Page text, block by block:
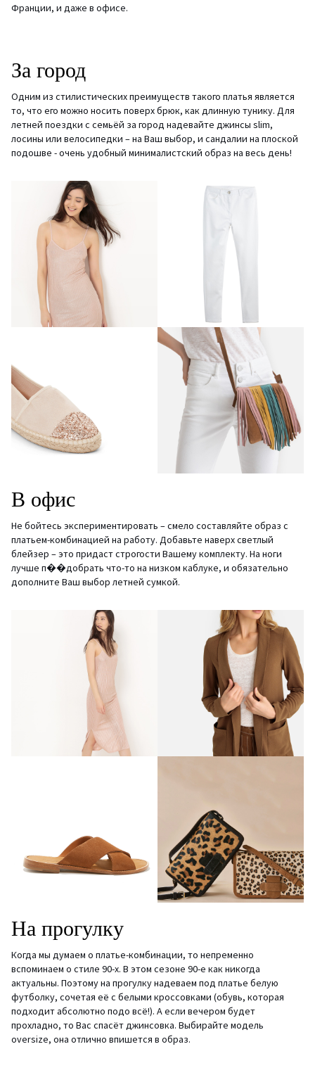
Франции, и даже в офисе.
За город
Одним из стилистических преимуществ такого платья является
то, что его можно носить поверх брюк, как длинную тунику. Для
летней поездки с семьёй за город надевайте джинсы slim,
лосины или велосипедки – на Ваш выбор, и сандалии на плоской
подошве - очень удобный минималистский образ на весь день!
В офис
Не бойтесь экспериментировать – смело составляйте образ с
платьем-комбинацией на работу. Добавьте наверх светлый
блейзер – это придаст строгости Вашему комплекту. На ноги
лучше п��добрать что-то на низком каблуке, и обязательно
дополните Ваш выбор летней сумкой.
На прогулку
Когда мы думаем о платье-комбинации, то непременно
вспоминаем о стиле 90-х. В этом сезоне 90-е как никогда
актуальны. Поэтому на прогулку надеваем под платье белую
футболку, сочетая её с белыми кроссовками (обувь, которая
подходит абсолютно подо всё!). А если вечером будет
прохладно, то Вас спасёт джинсовка. Выбирайте модель
oversize, она отлично впишется в образ.